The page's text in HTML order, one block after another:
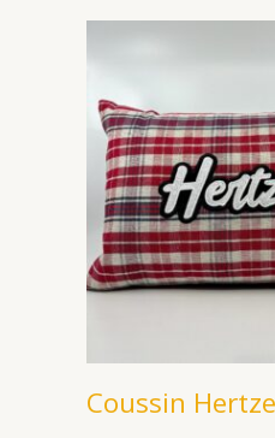
Coussin